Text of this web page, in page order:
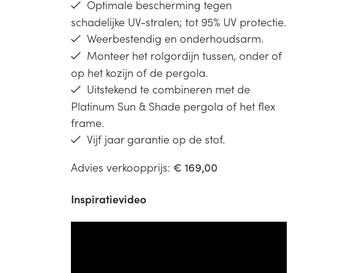
Optimale bescherming tegen
schadelijke UV-stralen; tot 95% UV protectie.
Weerbestendig en onderhoudsarm.
Monteer het rolgordijn tussen, onder of
op het kozijn of de pergola.
Uitstekend te combineren met de
Platinum Sun & Shade pergola of het flex
frame.
Vijf jaar garantie op de stof.
Advies verkoopprijs: € 169,00
Inspiratievideo